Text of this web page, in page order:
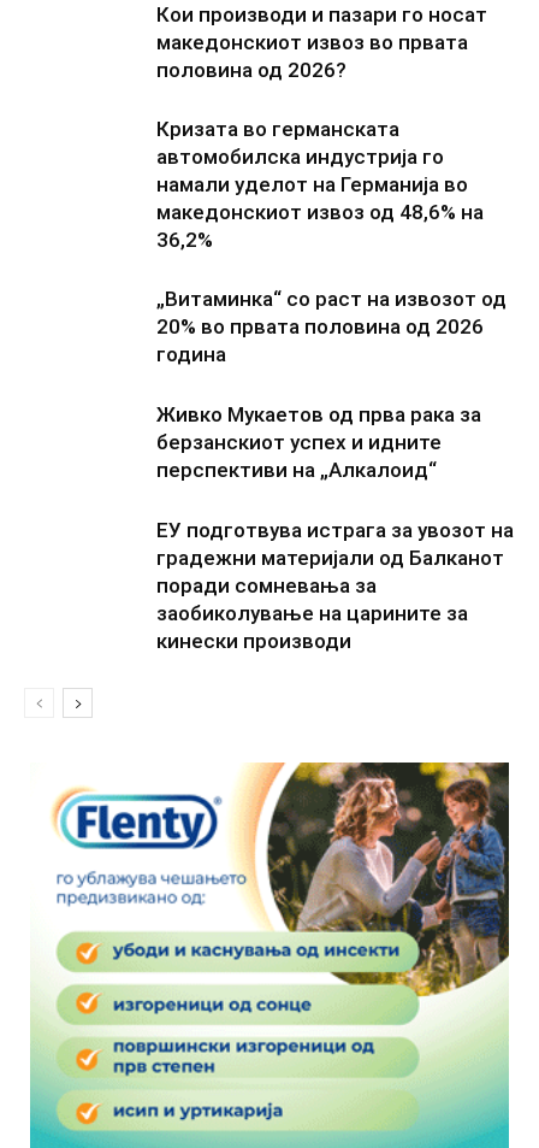
Кои производи и пазари го носат
македонскиот извоз во првата
половина од 2026?
Кризата во германската
автомобилска индустрија го
намали уделот на Германија во
македонскиот извоз од 48,6% на
36,2%
„Витаминка“ со раст на извозот од
20% во првата половина од 2026
година
Живко Мукаетов од прва рака за
берзанскиот успех и идните
перспективи на „Алкалоид“
ЕУ подготвува истрага за увозот на
градежни материјали од Балканот
поради сомневања за
заобиколување на царините за
кинески производи